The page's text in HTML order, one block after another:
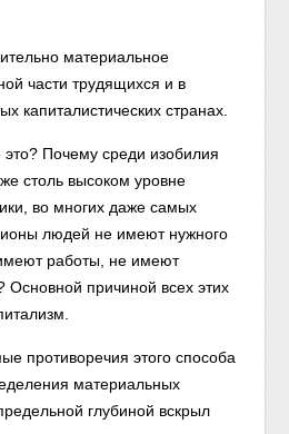
материальное
части трудящихся и в
капиталистических странах.
Почему среди изобилия
столь высоком уровне
во многих даже самых
людей не имеют нужного
работы, не имеют
причиной всех этих
противоречия этого способа
материальных
глубиной вскрыл